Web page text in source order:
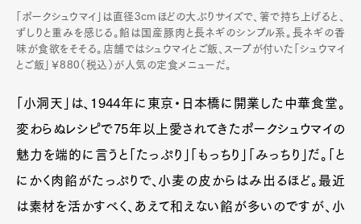
「ポークシュウマイ」は直径3cmほどの大ぶりサイズで、箸で持ち上げると、
ずしりと重みを感じる。餡は国産豚肉と長ネギのシンプル系。長ネギの香
味が食欲をそそる。店舗ではシュウマイとご飯、スープが付いた「シュウマイ
とご飯」￥880（税込）が人気の定食メニューだ。
「小洞天」は、1944年に東京・日本橋に開業した中華食堂。
変わらぬレシピで75年以上愛されてきたポークシュウマイの
魅力を端的に言うと「たっぷり」「もっちり」「みっちり」だ。「と
にかく肉餡がたっぷりで、小麦の皮からはみ出るほど。最近
は素材を活かすべく、あえて和えない餡が多いのですが、小